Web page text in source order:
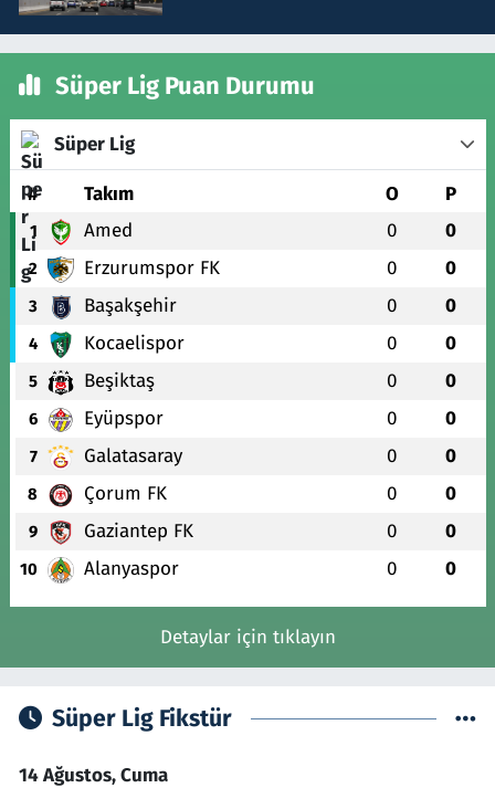
Süper Lig Puan Durumu
Süper Lig
# Takım O P
1 Amed 0 0
2 Erzurumspor FK 0 0
3 Başakşehir 0 0
4 Kocaelispor 0 0
5 Beşiktaş 0 0
6 Eyüpspor 0 0
7 Galatasaray 0 0
8 Çorum FK 0 0
9 Gaziantep FK 0 0
10 Alanyaspor 0 0
Detaylar için tıklayın
Süper Lig Fikstür
14 Ağustos, Cuma